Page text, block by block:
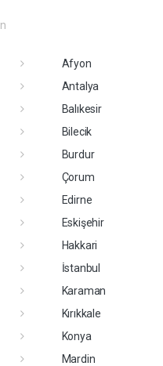
Afyon
Antalya
Balıkesir
Bilecik
Burdur
Çorum
Edirne
Eskişehir
Hakkari
İstanbul
Karaman
Kırıkkale
Konya
Mardin